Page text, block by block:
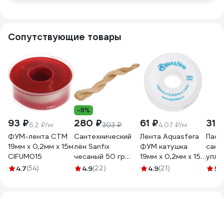
Сопутствующие товары
93 ₽6.2 ₽/м
ФУМ-лента СТМ
19мм х 0,2мм х 15м
CIFUM015
4.7(54)
-8%
280 ₽303 ₽
Сантехнический
лён Sanfix
чесаный 50 гр
40727
4.9(22)
61 ₽4.07 ₽/м
Лента Aquasfera
ФУМ катушка
19мм х 0,2мм х 15м
PTFE вода 6020
4.9(21) 5